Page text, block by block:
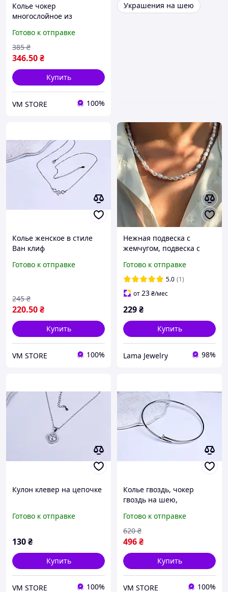
Колье чокер
многослойное из
Готово к отправке
346.50₴
385 ₴
Купить
VM STORE 100%
Украшения на шею
Колье женское в стиле
Ван клиф
Готово к отправке
220.50₴
245 ₴
Купить
VM STORE 100%
Нежная подвеска с
жемчугом, подвеска с
кулон, золото, подарок,
украшение, цепочка,
чокер
Готово к отправке
5.0 (1)
от23₴/мес
229₴
Купить
Lama Jewelry 98%
Кулон клевер на цепочке
Готово к отправке
130₴
Купить
VM STORE 100%
Колье гвоздь, чокер
гвоздь на шею,
Готово к отправке
496₴
620 ₴
Купить
VM STORE 100%